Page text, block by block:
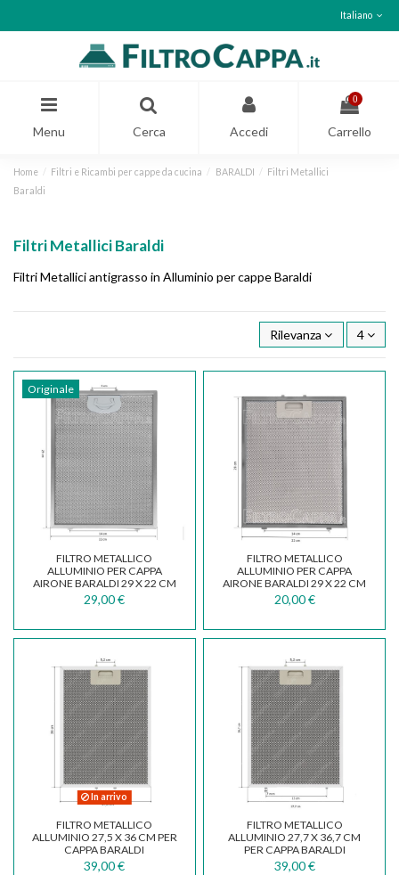
Italiano
Menu Cerca Accedi
0
Carrello
Home Filtri e Ricambi per cappe da cucina BARALDI
Filtri Metallici
Baraldi
Filtri Metallici Baraldi
Filtri Metallici antigrasso in Alluminio per cappe Baraldi
Rilevanza 4
Originale
FILTRO METALLICO
ALLUMINIO PER CAPPA
AIRONE BARALDI 29 X 22 CM
ACFMAA9X22X29MC000
29,00 €
FILTRO METALLICO
ALLUMINIO PER CAPPA
AIRONE BARALDI 29 X 22 CM
FKA132
20,00 €
In arrivo
FILTRO METALLICO
ALLUMINIO 27,5 X 36 CM PER
CAPPA BARALDI
39,00 €
FILTRO METALLICO
ALLUMINIO 27,7 X 36,7 CM
PER CAPPA BARALDI
39,00 €